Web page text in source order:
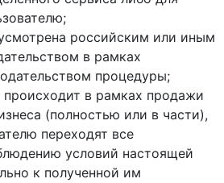
российским или иным
в рамках
процедуры;
происходит в рамках продажи
(полностью или в части),
переходят все
условий настоящей
к полученной им